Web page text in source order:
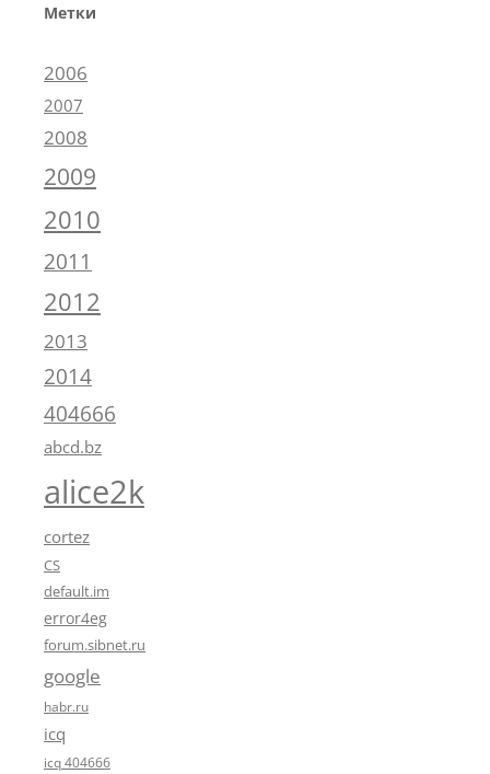
Метки
2006
2007
2008
2009
2010
2011
2012
2013
2014
404666
abcd.bz
alice2k
cortez
CS
default.im
error4eg
forum.sibnet.ru
google
habr.ru
icq
icq 404666